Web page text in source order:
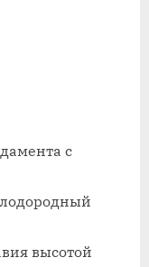
с
высотой